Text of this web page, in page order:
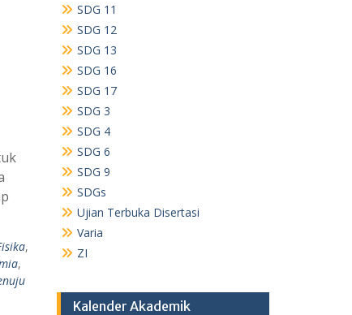
,
,
SDG 11
SDG 12
SDG 13
SDG 16
SDG 17
SDG 3
SDG 4
SDG 6
SDG 9
SDGs
Ujian Terbuka Disertasi
Varia
ZI
Kalender Akademik